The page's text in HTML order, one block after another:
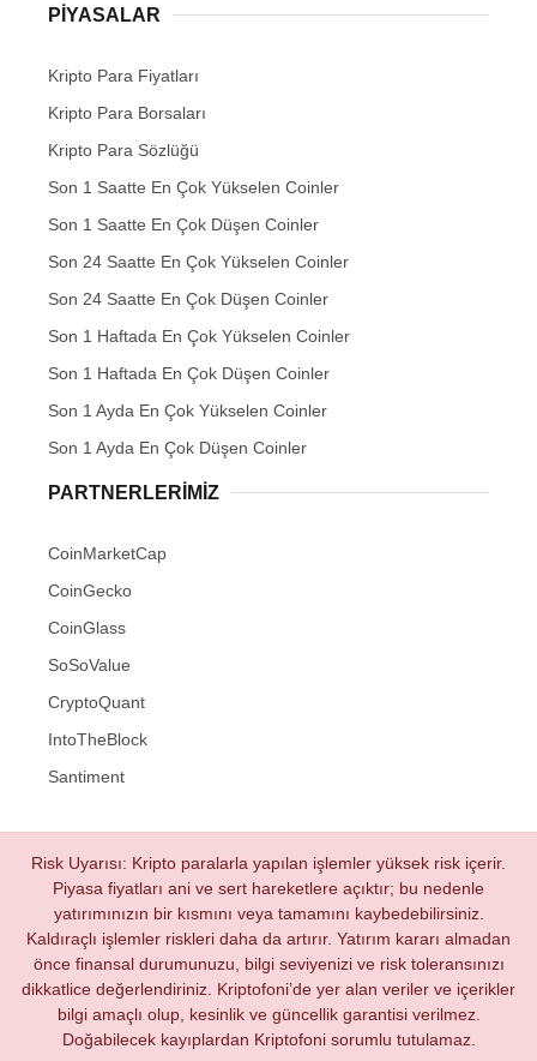
PIYASALAR
Kripto Para Fiyatları
Kripto Para Borsaları
Kripto Para Sözlüğü
Son 1 Saatte En Çok Yükselen Coinler
Son 1 Saatte En Çok Düşen Coinler
Son 24 Saatte En Çok Yükselen Coinler
Son 24 Saatte En Çok Düşen Coinler
Son 1 Haftada En Çok Yükselen Coinler
Son 1 Haftada En Çok Düşen Coinler
Son 1 Ayda En Çok Yükselen Coinler
Son 1 Ayda En Çok Düşen Coinler
PARTNERLERIMIZ
CoinMarketCap
CoinGecko
CoinGlass
SoSoValue
CryptoQuant
IntoTheBlock
Santiment
Risk Uyarısı: Kripto paralarla yapılan işlemler yüksek risk içerir.
Piyasa fiyatları ani ve sert hareketlere açıktır; bu nedenle
yatırımınızın bir kısmını veya tamamını kaybedebilirsiniz.
Kaldıraçlı işlemler riskleri daha da artırır. Yatırım kararı almadan
önce finansal durumunuzu, bilgi seviyenizi ve risk toleransınızı
dikkatlice değerlendiriniz. Kriptofoni’de yer alan veriler ve içerikler
bilgi amaçlı olup, kesinlik ve güncellik garantisi verilmez.
Doğabilecek kayıplardan Kriptofoni sorumlu tutulamaz.